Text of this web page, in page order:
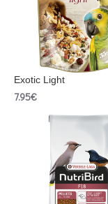
Exotic Light
7.95€